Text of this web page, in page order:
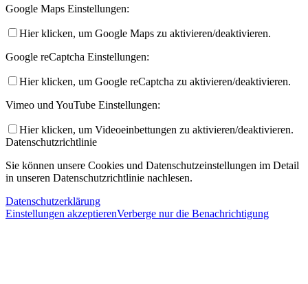
Google Maps Einstellungen:
Hier klicken, um Google Maps zu aktivieren/deaktivieren.
Google reCaptcha Einstellungen:
Hier klicken, um Google reCaptcha zu aktivieren/deaktivieren.
Vimeo und YouTube Einstellungen:
Hier klicken, um Videoeinbettungen zu aktivieren/deaktivieren.
Datenschutzrichtlinie
Sie können unsere Cookies und Datenschutzeinstellungen im Detail
in unseren Datenschutzrichtlinie nachlesen.
Datenschutzerklärung
Einstellungen akzeptierenVerberge nur die Benachrichtigung